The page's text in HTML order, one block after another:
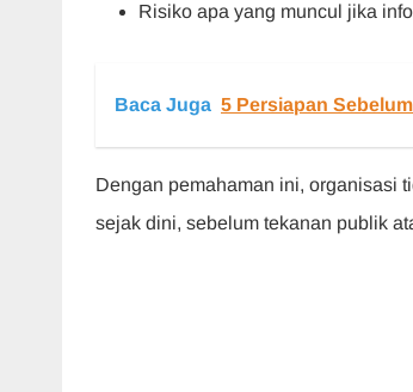
Risiko apa yang muncul jika
Baca Juga 5 Persiapan
Dengan pemahaman ini, organisasi
sejak dini, sebelum tekanan publik